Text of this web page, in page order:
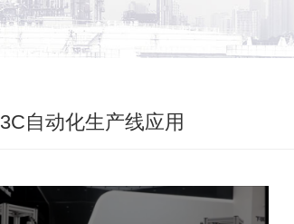
3C自动化生产线应用